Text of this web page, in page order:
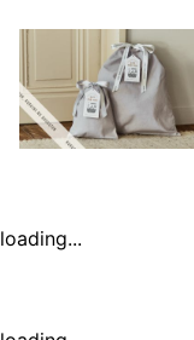
loading...